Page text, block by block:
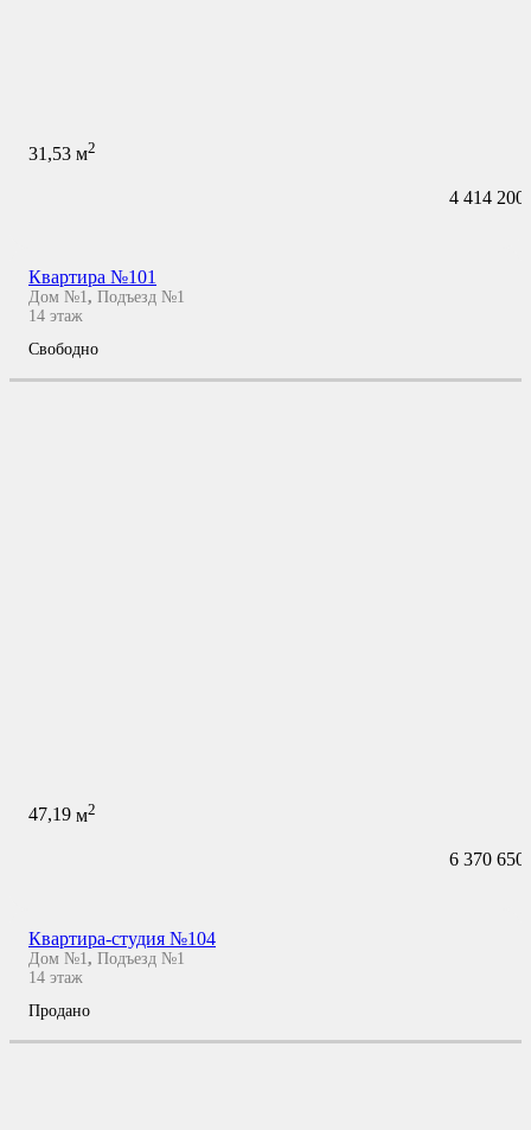
31,53 м2
4 414 200
Квартира №101
Дом №1, Подъезд №1
14 этаж
Свободно
47,19 м2
6 370 650
Квартира-студия №104
Дом №1, Подъезд №1
14 этаж
Продано